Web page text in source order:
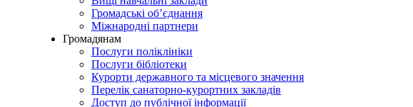
Громадські об’єднання
Міжнародні партнери
Громадянам
Послуги поліклініки
Послуги бібліотеки
Курорти державного та місцевого значення
Перелік санаторно-курортних закладів
Доступ до публічної інформації